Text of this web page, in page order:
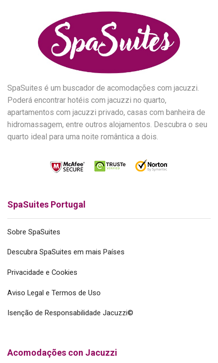
SpaSuites é um buscador de acomodações com jacuzzi.
Poderá encontrar hotéis com jacuzzi no quarto,
apartamentos com jacuzzi privado, casas com banheira de
hidromassagem, entre outros alojamentos. Descubra o seu
quarto ideal para uma noite romântica a dois.
SpaSuites Portugal
Sobre SpaSuites
Descubra SpaSuites em mais Países
Privacidade e Cookies
Aviso Legal e Termos de Uso
Isenção de Responsabilidade Jacuzzi©
Acomodações con Jacuzzi